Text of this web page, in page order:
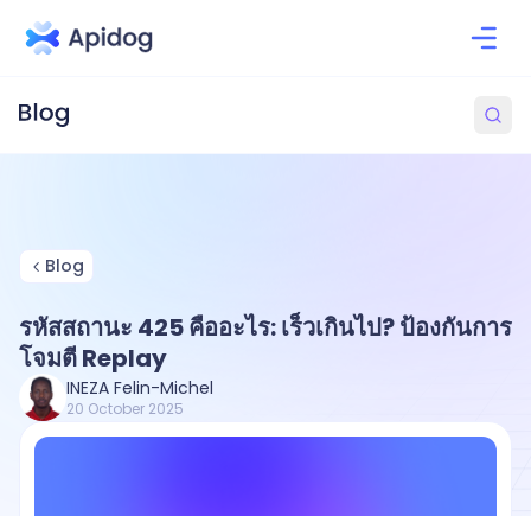
Blog
รหัสสถานะ 425 คืออะไร: เร็วเกินไป? ป้องกันการ
โจมตี Replay
INEZA Felin-Michel
20 October 2025